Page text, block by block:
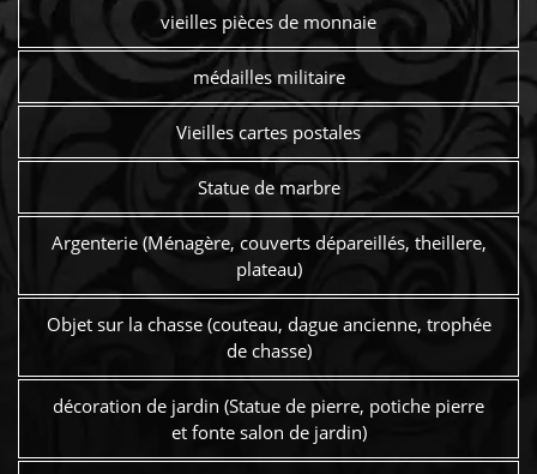
vieilles pièces de monnaie
médailles militaire
Vieilles cartes postales
Statue de marbre
Argenterie (Ménagère, couverts dépareillés, theillere,
plateau)
Objet sur la chasse (couteau, dague ancienne, trophée
de chasse)
décoration de jardin (Statue de pierre, potiche pierre
et fonte salon de jardin)